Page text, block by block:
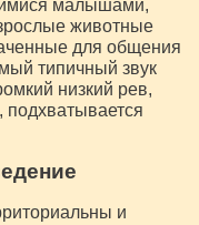
малышами,
животные
для общения
типичный звук
низкий рев,
подхватывается
и